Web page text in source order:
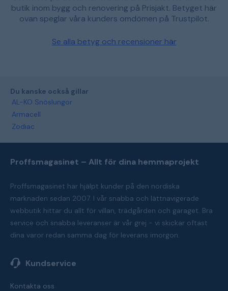
butik inom bygg och renovering på Prisjakt. Betyget här
ovan speglar våra kunders omdömen på Trustpilot.
Se alla betyg och recensioner här
Du kanske också gillar
AL-KO Snöslungor
Armacell
Zodiac
Proffsmagasinet – Allt för dina hemmaprojekt
Proffsmagasinet har hjälpt kunder på den nordiska
marknaden sedan 2007. I vår snabba och lättnavigerade
webbutik hittar du allt för villan, trädgården och garaget. Bra
service och snabba leveranser är vår grej - vi skickar oftast
dina varor redan samma dag för leverans imorgon.
Kundservice
Kontakta oss